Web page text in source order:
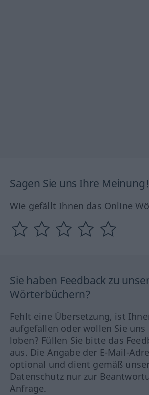
Sagen Sie uns Ihre Meinung!
Wie gefällt Ihnen das Online
Sie haben Feedback zu
Wörterbüchern?
Fehlt eine Übersetzung, ist
aufgefallen oder wollen Sie uns
loben? Füllen Sie bitte das
aus. Die Angabe der E-Mail-
optional und dient gemäß
Datenschutz nur zur
Anfrage.